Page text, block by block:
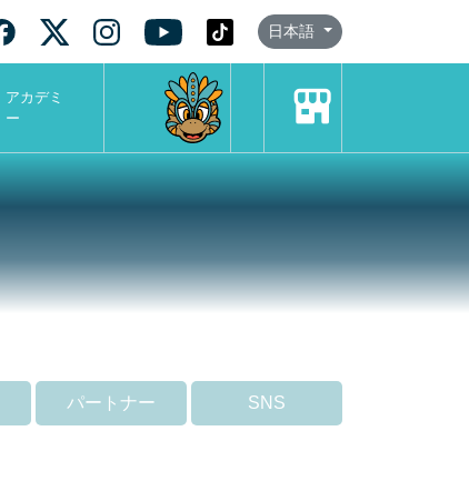
日本語
アカデミ
ー
パートナー SNS